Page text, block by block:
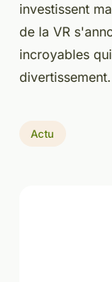
investissent
de la VR
incroyables
divertissement.
Actu